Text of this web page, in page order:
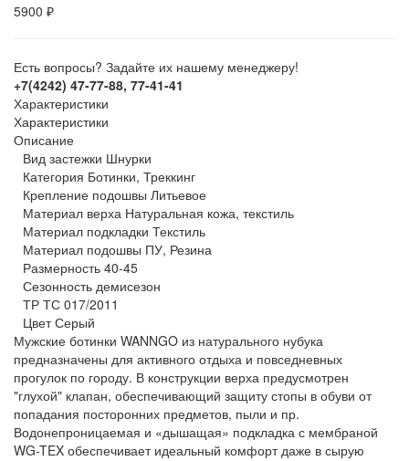
5900 ₽
Есть вопросы? Задайте их нашему менеджеру!
+7(4242) 47-77-88, 77-41-41
Характеристики
Характеристики
Описание
Вид застежки Шнурки
Категория Ботинки, Треккинг
Крепление подошвы Литьевое
Материал верха Натуральная кожа, текстиль
Материал подкладки Текстиль
Материал подошвы ПУ, Резина
Размерность 40-45
Сезонность демисезон
ТР ТС 017/2011
Цвет Серый
Мужские ботинки WANNGO из натурального нубука
предназначены для активного отдыха и повседневных
прогулок по городу. В конструкции верха предусмотрен
"глухой" клапан, обеспечивающий защиту стопы в обуви от
попадания посторонних предметов, пыли и пр.
Водонепроницаемая и «дышащая» подкладка с мембраной
WG-TEX обеспечивает идеальный комфорт даже в сырую